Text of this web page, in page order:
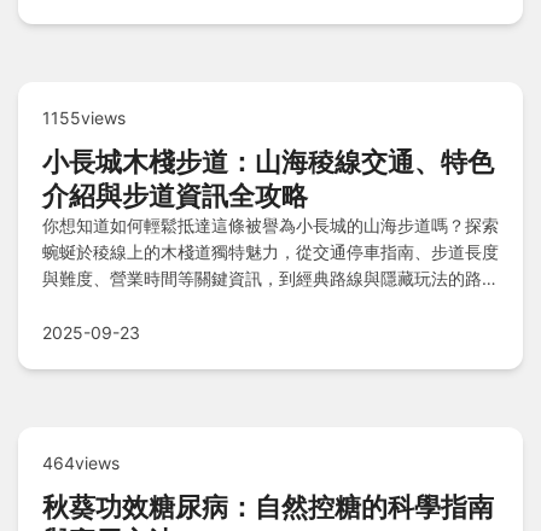
1155views
小長城木棧步道：山海稜線交通、特色
介紹與步道資訊全攻略
你想知道如何輕鬆抵達這條被譽為小長城的山海步道嗎？探索
蜿蜒於稜線上的木棧道獨特魅力，從交通停車指南、步道長度
與難度、營業時間等關鍵資訊，到經典路線與隱藏玩法的路線
題解答，助你規劃一趟安全又充實的健行之旅。
2025-09-23
464views
秋葵功效糖尿病：自然控糖的科學指南